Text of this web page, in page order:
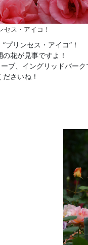
ス・アイコ！
プリンセス・アイコ”！
花が見事ですよ！
ブ、イングリッドバー
さいね！